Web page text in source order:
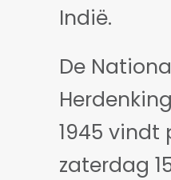
Indië.
De
1945 vindt
zaterdag